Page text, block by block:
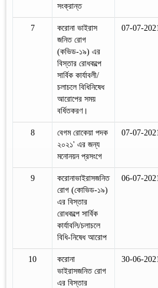
সংক্রান্ত
7
করোনা ভাইরাস
জনিত রোগ
(কভিড-১৯) এর
বিস্তার রোধকল্পে
সার্বিক কার্যাবলী/
চলাচলে বিধিনিষেধ
আরোপের সময়
বর্ধিতকরণ।
07-07-
8
বেগম রোকেয়া পদক
২০২১' এর জন্য
মনোনয়ন প্রসংগে
07-07-
9
করোনাভাইরাসজনিত
রোগ (কোভিড-১৯)
এর বিস্তার
রোধকল্পে সার্বিক
কার্যাবলি/চলাচলে
বিধি-নিষেধ আরোপ
06-07-
10
করোনা
ভাইরাসজনিত রোগ
এর বিস্তার
30-06-